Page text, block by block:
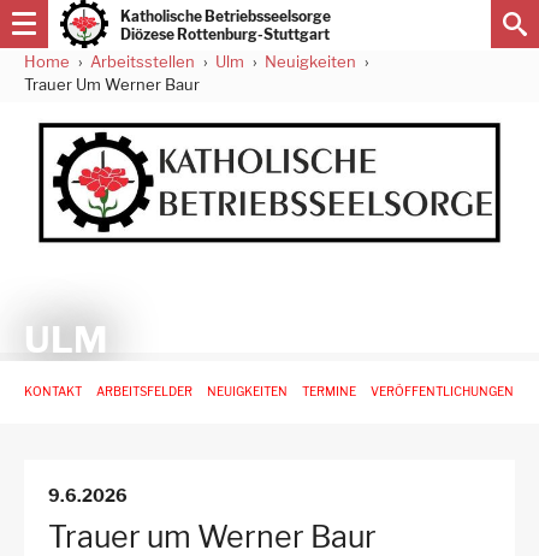
Direkt
zum
Inhalt
Katholische Betriebsseelsorge
Diözese Rottenburg-Stuttgart
Pfadnavigation
Home Arbeitsstellen Ulm
Neuigkeiten
Trauer Um Werner Baur
ULM
Hauptnavigation
KONTAKT ARBEITSFELDER NEUIGKEITEN TERMINE VERÖFFENTLICHUNGEN
9.6.2026
Trauer um Werner Baur